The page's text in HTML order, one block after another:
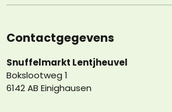
Contactgegevens
Snuffelmarkt Lentjheuvel
Bokslootweg 1
6142 AB Einighausen